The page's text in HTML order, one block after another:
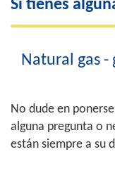
Si tienes
Natural gas
No dude en
alguna pregunta o
están siempre a su